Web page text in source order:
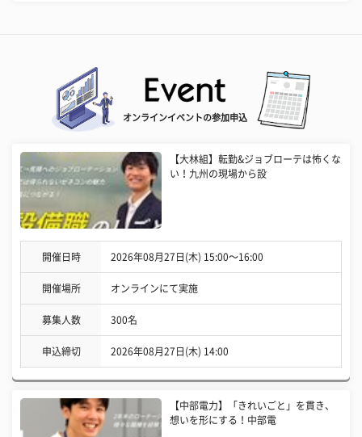
オンラインイベントの参加申込
【大林組】転勤&ジョブローテは怖くな
い！九州の現場から設
開催日時 2026年08月27日(木) 15:00〜16:00
開催場所 オンラインにて実施
募集人数 300名
申込締切 2026年08月27日(木) 14:00
【中部電力】「きれいごと」を貫き、
想いを形にする！中部電